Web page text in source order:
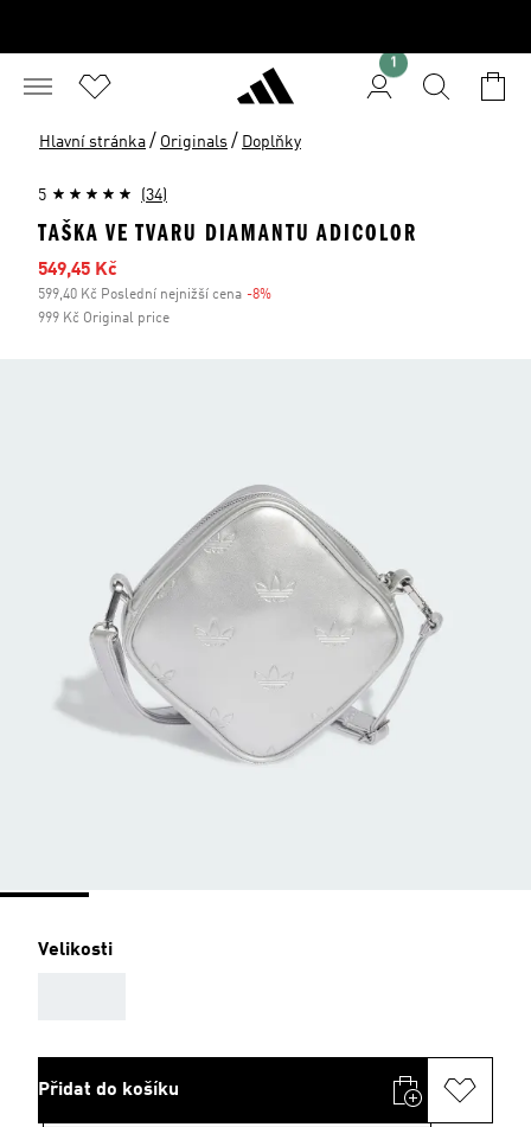
1
Hlavní stránka / Originals / Doplňky
5 (34)
TAŠKA VE TVARU DIAMANTU ADICOLOR
Zlevněná cena
549,45 Kč
599,40 Kč Poslední nejnižší cena -8%
999 Kč Original price
Velikosti
Přidat do košíku